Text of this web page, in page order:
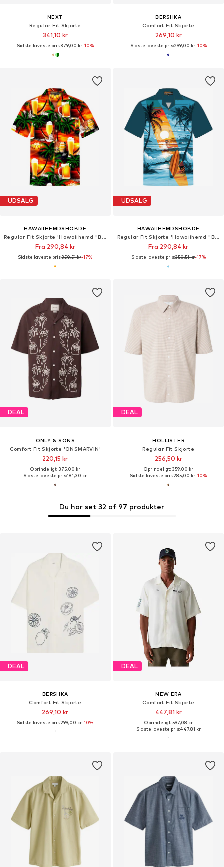
NEXT
Regular Fit Skjorte
341,10 kr
Sidste laveste pris:379,00 kr-10%
BERSHKA
Comfort Fit Skjorte
269,10 kr
Sidste laveste pris:299,00 kr-10%
UDSALG
HAWAIIHEMDSHOP.DE
Regular Fit Skjorte 'Hawaiihemd "Beer in Paradise"'
Fra 290,84 kr
Sidste laveste pris:350,51 kr-17%
UDSALG
HAWAIIHEMDSHOP.DE
Regular Fit Skjorte 'Hawaiihemd "Beach Day"'
Fra 290,84 kr
Sidste laveste pris:350,51 kr-17%
DEAL
ONLY & SONS
Comfort Fit Skjorte 'ONSMARVIN'
220,15 kr
Oprindeligt: 375,00 kr
Sidste laveste pris:181,30 kr
DEAL
HOLLISTER
Regular Fit Skjorte
256,50 kr
Oprindeligt: 359,00 kr
Sidste laveste pris:285,00 kr-10%
DEAL
BERSHKA
Comfort Fit Skjorte
269,10 kr
Sidste laveste pris:299,00 kr-10%
Du har set 32 af 97 produkter
DEAL
NEW ERA
Comfort Fit Skjorte
447,81 kr
Oprindeligt: 597,08 kr
Sidste laveste pris:447,81 kr